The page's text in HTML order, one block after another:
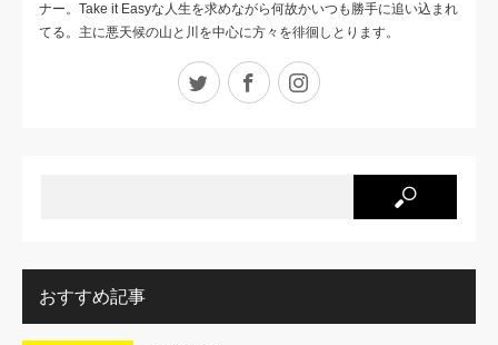
ナー。Take it Easyな人生を求めながら何故かいつも勝手に追い込まれ
てる。主に悪天候の山と川を中心に方々を徘徊しとります。
Twitter Facebook
おすすめ記事